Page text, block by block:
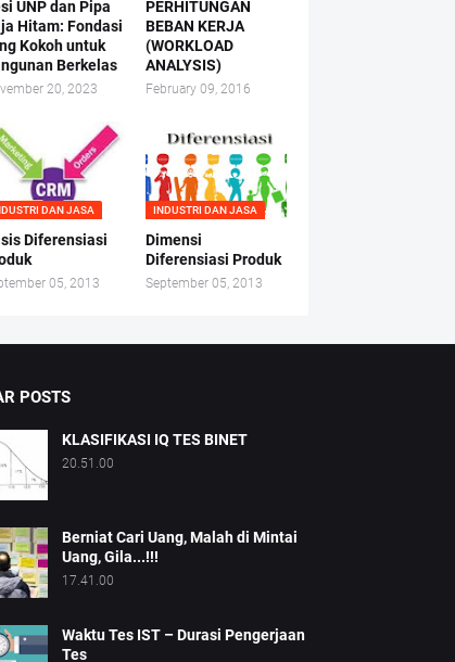
UNP dan Pipa
Hitam: Fondasi
Kokoh untuk
Berkelas
20, 2023
PERHITUNGAN
BEBAN KERJA
(WORKLOAD
ANALYSIS)
February 09, 2016
DAN JASA
Diferensiasi
05, 2013
INDUSTRI DAN JASA
Dimensi
Diferensiasi Produk
September 05, 2013
POSTS
KLASIFIKASI IQ TES BINET
20.51.00
Berniat Cari Uang, Malah di Mintai
Uang, Gila...!!!
17.41.00
Waktu Tes IST – Durasi Pengerjaan
Tes